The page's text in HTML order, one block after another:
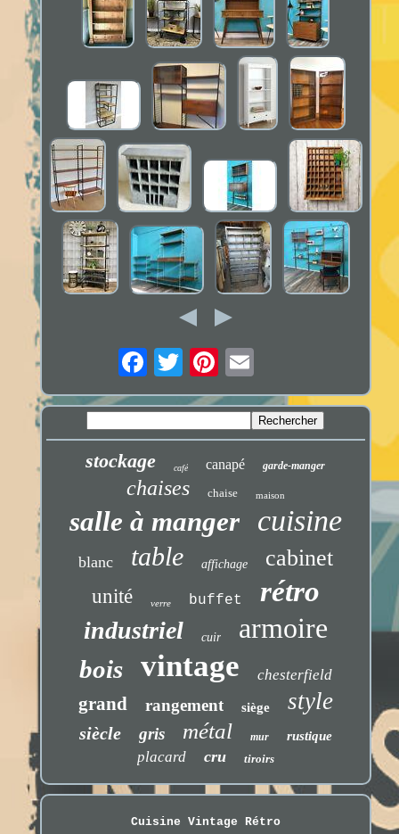
stockage café canapé garde-manger
chaises chaise maison
salle à manger cuisine
blanc table affichage cabinet
unité verre buffet rétro
industriel cuir armoire
bois vintage chesterfield
grand rangement siège style
siècle gris métal mur rustique
placard cru tiroirs
Cuisine Vintage Rétro